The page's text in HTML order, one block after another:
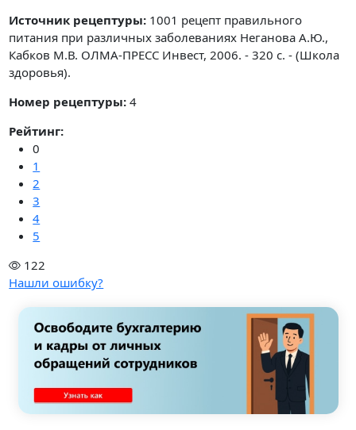
Источник рецептуры: 1001 рецепт правильного
питания при различных заболеваниях Неганова А.Ю.,
Кабков М.В. ОЛМА-ПРЕСС Инвест, 2006. - 320 с. - (Школа
здоровья).
Номер рецептуры: 4
Рейтинг:
0
1
2
3
4
5
122
Нашли ошибку?